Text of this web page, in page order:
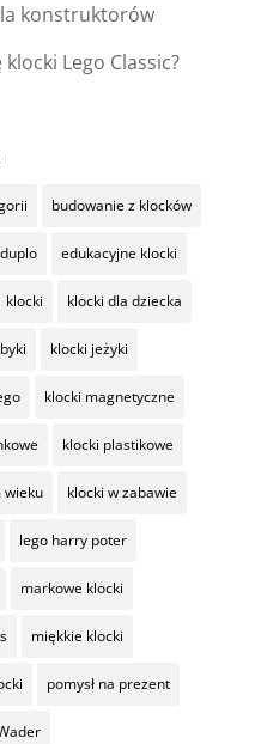
konstruktorów
Lego Classic?
budowanie z klocków
duplo edukacyjne klocki
klocki klocki dla dziecka
klocki jeżyki
klocki magnetyczne
klocki plastikowe
wieku klocki w zabawie
lego harry poter
markowe klocki
miękkie klocki
pomysł na prezent